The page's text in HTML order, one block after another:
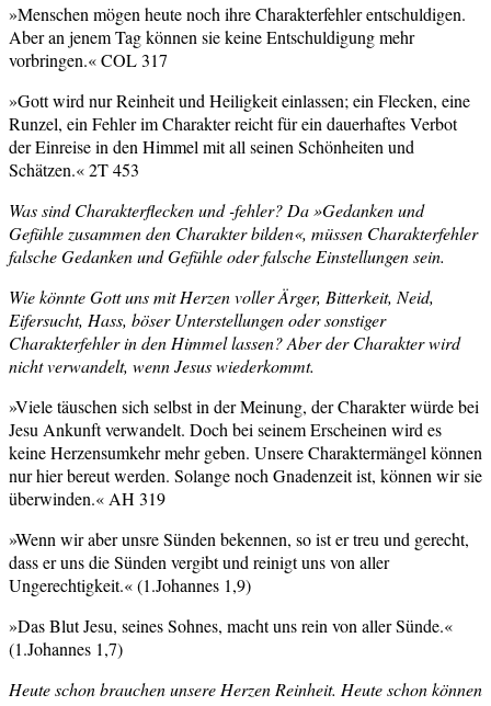
»Menschen mögen heute noch ihre Charakterfehler entschuldigen.
Aber an jenem Tag können sie keine Entschuldigung mehr
vorbringen.« COL 317
»Gott wird nur Reinheit und Heiligkeit einlassen; ein Flecken, eine
Runzel, ein Fehler im Charakter reicht für ein dauerhaftes Verbot
der Einreise in den Himmel mit all seinen Schönheiten und
Schätzen.« 2T 453
Was sind Charakterflecken und -fehler? Da »Gedanken und
Gefühle zusammen den Charakter bilden«, müssen Charakterfehler
falsche Gedanken und Gefühle oder falsche Einstellungen sein.
Wie könnte Gott uns mit Herzen voller Ärger, Bitterkeit, Neid,
Eifersucht, Hass, böser Unterstellungen oder sonstiger
Charakterfehler in den Himmel lassen? Aber der Charakter wird
nicht verwandelt, wenn Jesus wiederkommt.
»Viele täuschen sich selbst in der Meinung, der Charakter würde bei
Jesu Ankunft verwandelt. Doch bei seinem Erscheinen wird es
keine Herzensumkehr mehr geben. Unsere Charaktermängel können
nur hier bereut werden. Solange noch Gnadenzeit ist, können wir sie
überwinden.« AH 319
»Wenn wir aber unsre Sünden bekennen, so ist er treu und gerecht,
dass er uns die Sünden vergibt und reinigt uns von aller
Ungerechtigkeit.« (1.Johannes 1,9)
»Das Blut Jesu, seines Sohnes, macht uns rein von aller Sünde.«
(1.Johannes 1,7)
Heute schon brauchen unsere Herzen Reinheit. Heute schon können